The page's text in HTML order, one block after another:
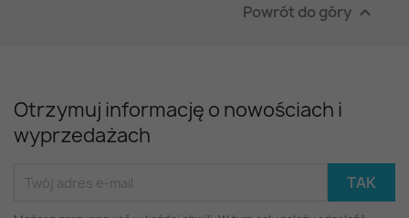
Powrót do góry 
Otrzymuj informację o nowościach i
wyprzedażach